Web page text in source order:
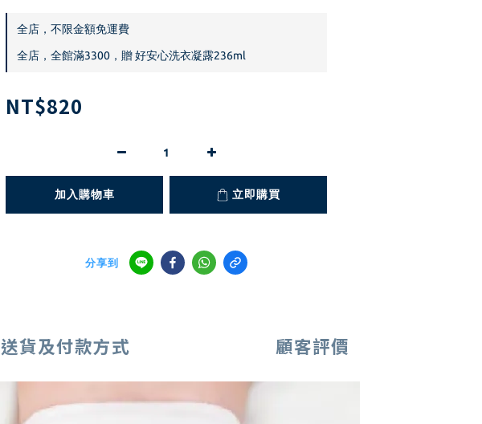
全店，不限金額免運費
全店，全館滿3300，贈 好安心洗衣凝露236ml
NT$820
加入購物車 立即購買
分享到
送貨及付款方式 顧客評價